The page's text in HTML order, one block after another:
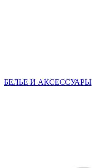
БЕЛЬЕ И АКСЕССУАРЫ